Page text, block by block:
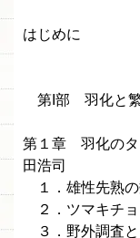
はじめに
第I部 羽化と繁
第１章 羽化の
田浩司
１．雄性先熟の
２．ツマキチ
３．野外調査と